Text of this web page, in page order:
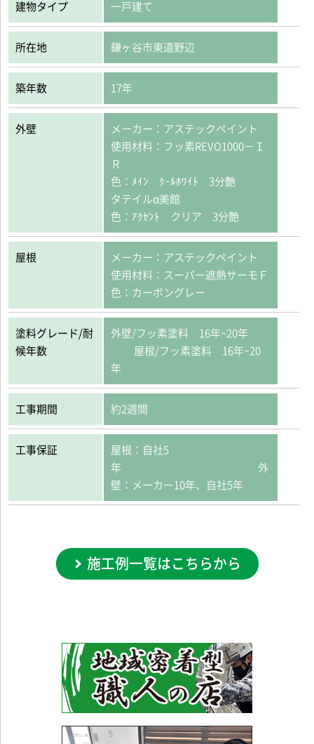
建物タイプ 一戸建て
所在地 鎌ヶ谷市東道野辺
築年数 17年
外壁
メーカー：アステックペイント
使用材料：フッ素REVO1000－Ｉ
Ｒ
色：ﾒｲﾝ ｸｰﾙﾎﾜｲﾄ 3分艶
タテイルα美館
色：ｱｸｾﾝﾄ クリア 3分艶
屋根
メーカー：アステックペイント
使用材料：スーパー遮熱サーモＦ
色：カーボングレー
塗料グレード/耐
候年数
外壁/フッ素塗料 16年~20年
屋根/フッ素塗料 16年~20
年
工事期間 約2週間
工事保証
屋根：自社5
年 外
壁：メーカー10年、自社5年
施工例一覧はこちらから